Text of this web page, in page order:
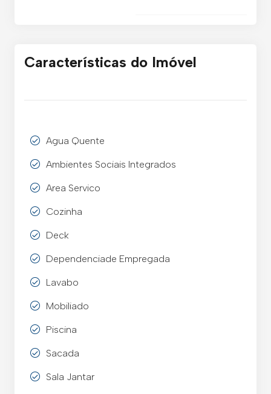
Características do Imóvel
Agua Quente
Ambientes Sociais Integrados
Area Servico
Cozinha
Deck
Dependenciade Empregada
Lavabo
Mobiliado
Piscina
Sacada
Sala Jantar